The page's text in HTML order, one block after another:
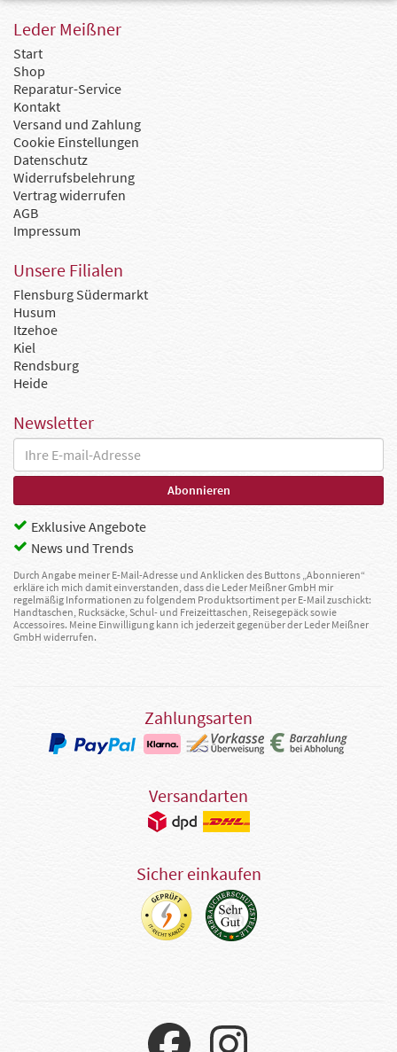
Leder Meißner
Start
Shop
Reparatur-Service
Kontakt
Versand und Zahlung
Cookie Einstellungen
Datenschutz
Widerrufsbelehrung
Vertrag widerrufen
AGB
Impressum
Unsere Filialen
Flensburg Südermarkt
Husum
Itzehoe
Kiel
Rendsburg
Heide
Newsletter
Exklusive Angebote
News und Trends
Durch Angabe meiner E-Mail-Adresse und Anklicken des Buttons „Abonnieren“
erkläre ich mich damit einverstanden, dass die Leder Meißner GmbH mir
regelmäßig Informationen zu folgendem Produktsortiment per E-Mail zuschickt:
Handtaschen, Rucksäcke, Schul- und Freizeittaschen, Reisegepäck sowie
Accessoires. Meine Einwilligung kann ich jederzeit gegenüber der Leder Meißner
GmbH widerrufen.
Zahlungsarten
Versandarten
Sicher einkaufen